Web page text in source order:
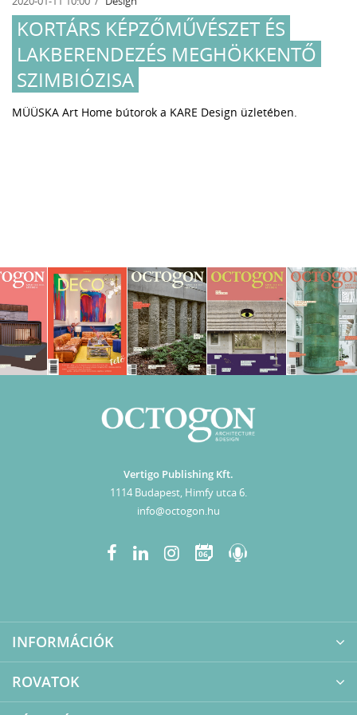
KORTÁRS KÉPZŐMŰVÉSZET ÉS
LAKBERENDEZÉS MEGHÖKKENTŐ
SZIMBIÓZISA
MÜÜSKA Art Home bútorok a KARE Design üzletében.
Vertigo Publishing Kft.
1114 Budapest, Himfy utca 6.
info@octogon.hu
06
INFORMÁCIÓK
ROVATOK